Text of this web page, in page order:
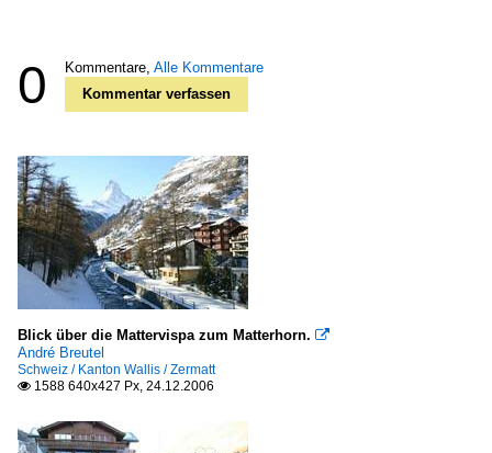
0 Kommentare, Alle Kommentare
Kommentar verfassen
Blick über die Mattervispa zum Matterhorn. 
André Breutel
Schweiz / Kanton Wallis / Zermatt
 1588 640x427 Px, 24.12.2006